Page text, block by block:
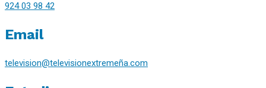
924 03 98 42
Email
television@televisionextremeña.com